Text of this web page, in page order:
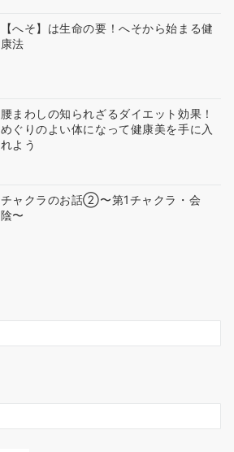
【へそ】は生命の要！へそから始まる健
康法
腰まわしの知られざるダイエット効果！
めぐりのよい体になって健康美を手に入
れよう
チャクラのお話②〜第1チャクラ・会
陰〜